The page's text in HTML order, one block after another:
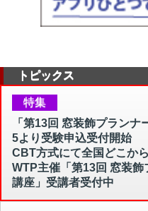
トピックス
特集
「第13回 窓装飾プランナ
5より受験申込受付開始
CBT方式にて全国どこか
WTP主催「第13回 窓装飾
講座」受講者受付中